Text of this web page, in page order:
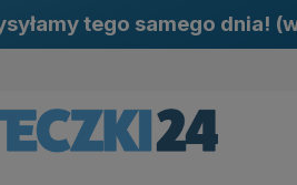
tego samego dnia!